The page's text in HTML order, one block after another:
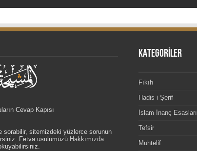
Cevap Kapısı
sorabilir, sitemizdeki yüzlerce sorunun
Fetva usulümüzü Hakkımızda
KATEGORİLER
Fıkıh
Hadis-i Şerif
İslam İnanç Esasları
Tefsir
Muhtelif